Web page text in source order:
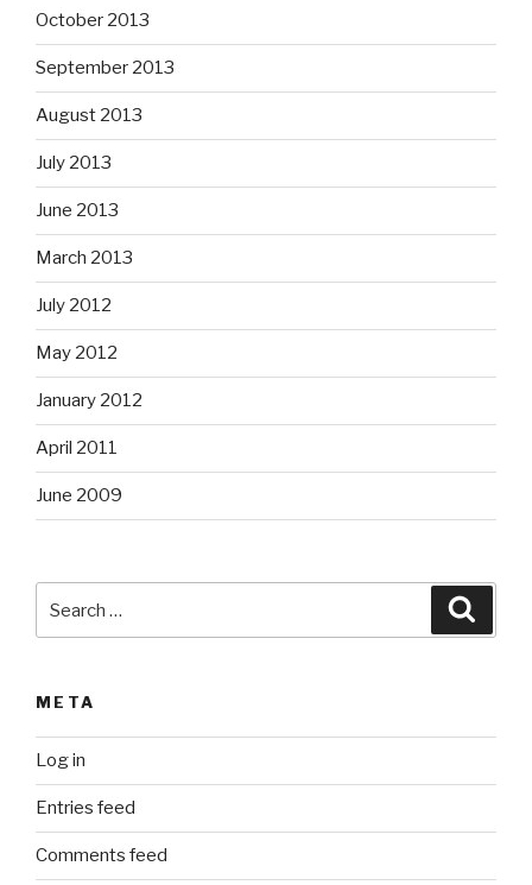
October 2013
September 2013
August 2013
July 2013
June 2013
March 2013
July 2012
May 2012
January 2012
April 2011
June 2009
for:
META
Log in
Entries feed
Comments feed